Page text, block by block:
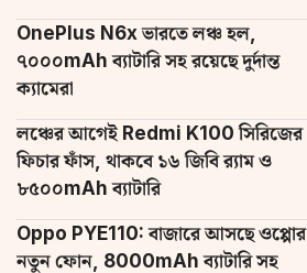
OnePlus N6x ভারতে লঞ্চ হল,
৭০০০mAh ব্যাটারি সহ রয়েছে দুর্দান্ত
ক্যামেরা
লঞ্চের আগেই Redmi K100 সিরিজের
ফিচার ফাঁস, থাকবে ১৬ জিবি র‌্যাম ও
৮৫০০mAh ব্যাটারি
Oppo PYE110: বাজারে আসছে ওপ্পোর
নতুন ফোন, 8000mAh ব্যাটারি সহ